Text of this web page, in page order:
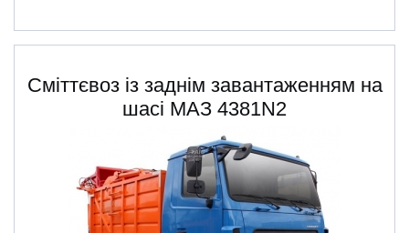
Сміттєвоз із заднім завантаженням на
шасі МАЗ 4381N2